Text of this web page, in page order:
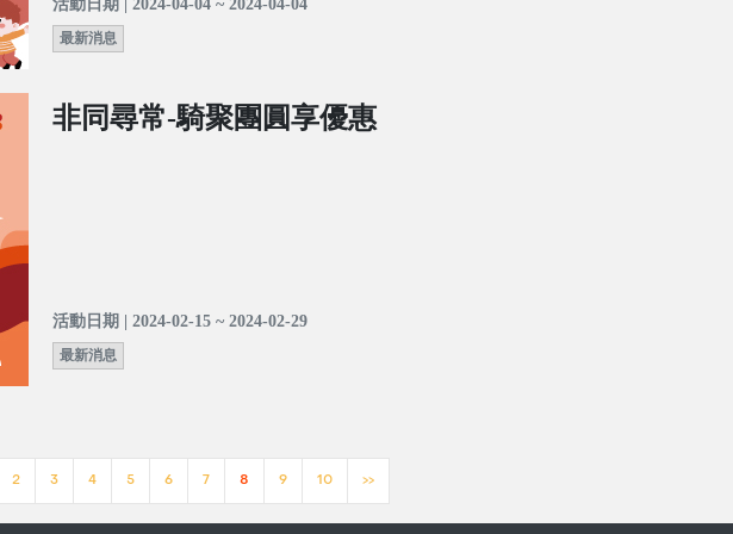
活動日期 | 2024-04-04 ~ 2024-04-04
最新消息
非同尋常-騎聚團圓享優惠
活動日期 | 2024-02-15 ~ 2024-02-29
最新消息
2 3 4 5 6 7 8 9 10 >>